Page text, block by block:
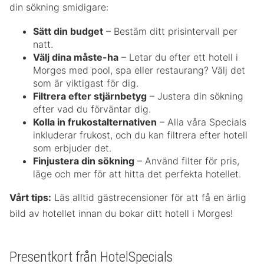
din sökning smidigare:
Sätt din budget – Bestäm ditt prisintervall per
natt.
Välj dina måste-ha – Letar du efter ett hotell i
Morges med pool, spa eller restaurang? Välj det
som är viktigast för dig.
Filtrera efter stjärnbetyg – Justera din sökning
efter vad du förväntar dig.
Kolla in frukostalternativen – Alla våra Specials
inkluderar frukost, och du kan filtrera efter hotell
som erbjuder det.
Finjustera din sökning – Använd filter för pris,
läge och mer för att hitta det perfekta hotellet.
Vårt tips: Läs alltid gästrecensioner för att få en ärlig
bild av hotellet innan du bokar ditt hotell i Morges!
Presentkort från HotelSpecials